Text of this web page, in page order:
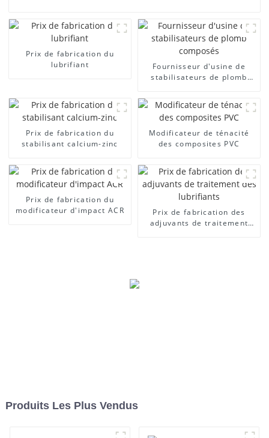
Prix ​​de fabrication du
lubrifiant
Fournisseur d'usine de
stabilisateurs de plomb
Prix ​​de fabrication du
stabilisant calcium-zinc
Modificateur de ténacité
des composites PVC
Prix ​​de fabrication du
modificateur d'impact ACR
Prix ​​de fabrication des
adjuvants de traitement
Produits Les Plus Vendus